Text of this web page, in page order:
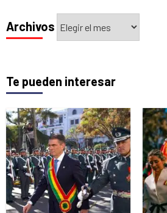
Archivos
Archivos
Te pueden interesar